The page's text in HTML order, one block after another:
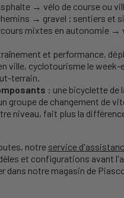
→ vélo de course ou
→ gravel ; sentiers et
mixtes en autonomie →
et performance,
ville, cyclotourisme le week-
terrain.
: une bicyclette de
groupe de changement de
niveau, fait plus la
notre service
et configurations avant
dans notre magasin de